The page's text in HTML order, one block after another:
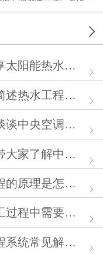

在安装中的作用
步骤及注意事项
空调清洗步骤
调余热利用工程
是怎么样的？
注意哪些问题
决方案有哪些？